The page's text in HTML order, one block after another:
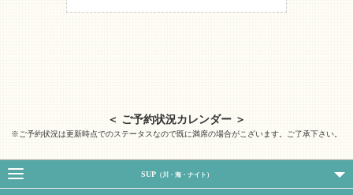
＜ ご予約状況カレンダー ＞
※ご予約状況は更新時点でのステータスなので既に満席の場合がこざいます。ご了承下さい。
SUP（川・海・ナイト）